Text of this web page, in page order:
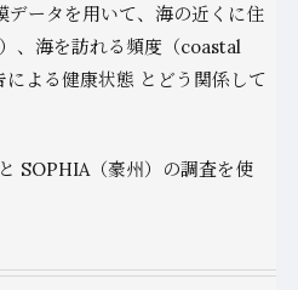
データを用いて、海の近くに住
、海を訪れる頻度（coastal
よる健康状態 とどう関係して
SOPHIA（豪州）の調査を使